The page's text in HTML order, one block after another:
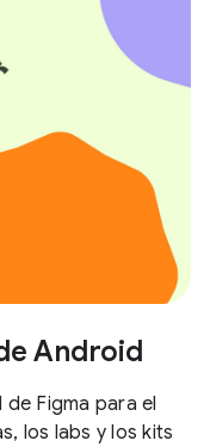
Android
Figma para el
los labs y los kits